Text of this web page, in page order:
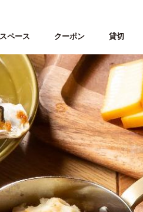
スペース クーポン 貸切